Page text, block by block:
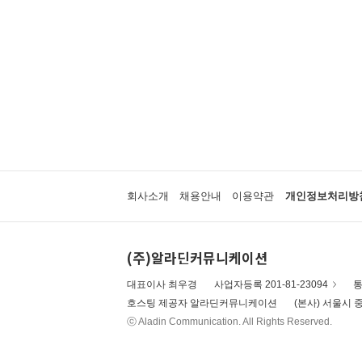
회사소개 채용안내 이용약관 개인정보처리방
(주)알라딘커뮤니케이션
대표이사 최우경 사업자등록 201-81-23094
호스팅 제공자 알라딘커뮤니케이션
(본사) 서울시
ⓒ Aladin Communication. All Rights Reserved.